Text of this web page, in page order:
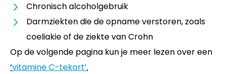
Chronisch alcoholgebruik
Darmziekten die de opname verstoren, zoals
coeliakie of de ziekte van Crohn
Op de volgende pagina kun je meer lezen over een
‘vitamine C-tekort’.